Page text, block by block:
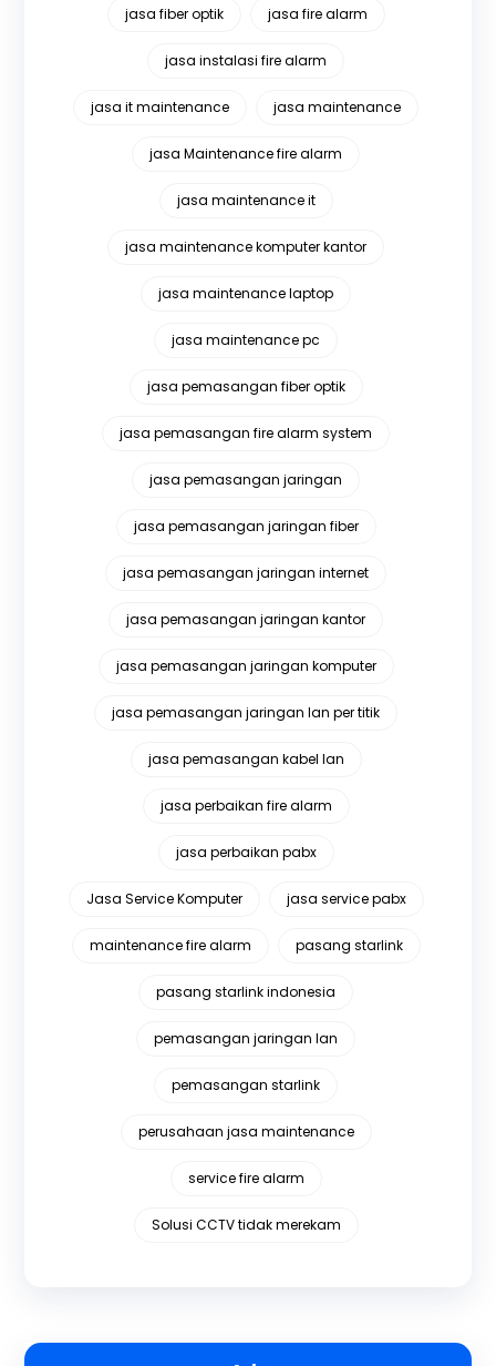
jasa fiber optik jasa fire alarm
jasa instalasi fire alarm
jasa it maintenance jasa maintenance
jasa Maintenance fire alarm
jasa maintenance it
jasa maintenance komputer kantor
jasa maintenance laptop
jasa maintenance pc
jasa pemasangan fiber optik
jasa pemasangan fire alarm system
jasa pemasangan jaringan
jasa pemasangan jaringan fiber
jasa pemasangan jaringan internet
jasa pemasangan jaringan kantor
jasa pemasangan jaringan komputer
jasa pemasangan jaringan lan per titik
jasa pemasangan kabel lan
jasa perbaikan fire alarm
jasa perbaikan pabx
Jasa Service Komputer jasa service pabx
maintenance fire alarm pasang starlink
pasang starlink indonesia
pemasangan jaringan lan
pemasangan starlink
perusahaan jasa maintenance
service fire alarm
Solusi CCTV tidak merekam